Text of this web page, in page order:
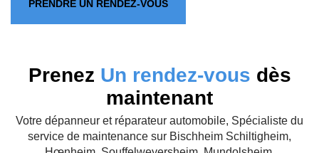
PRENDRE UN RENDEZ-VOUS
Prenez Un rendez-vous dès
maintenant
Votre dépanneur et réparateur automobile, Spécialiste du
service de maintenance sur Bischheim Schiltigheim,